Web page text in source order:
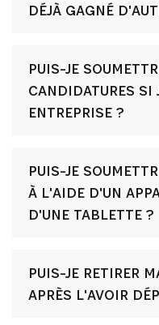
DÉJÀ GAGNÉ
PUIS-JE
CANDIDATURES SI
ENTREPRISE ?
PUIS-JE
À L'AIDE D'UN
D'UNE TABLETTE ?
PUIS-JE RETIRER
APRÈS L'AVOIR